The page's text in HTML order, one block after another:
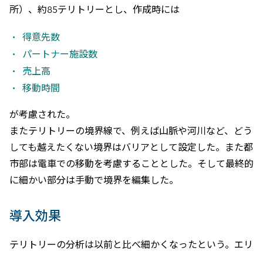
所）、約85テリトリーとし、作成時には
得意先数
パートナー施設数
売上高
移動時間
が考慮された。
またテリトリーの境界線で、例えば山脈や河川など、どう
しても越えたくない境界はバリアとして設定した。また都
市部は電車での移動を考慮することとした。そして最終的
に細かい部分は手動で境界を編集した。
導入効果
テリトリーの分析は以前と比べ細かくなったという。エリ